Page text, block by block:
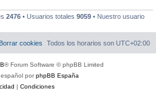
2476 • Usuarios totales 9059 • Nuestro usuario
Todos los horarios son UTC+02:00
Borrar cookies
® Forum Software © phpBB Limited
porphpBB España
| Condiciones